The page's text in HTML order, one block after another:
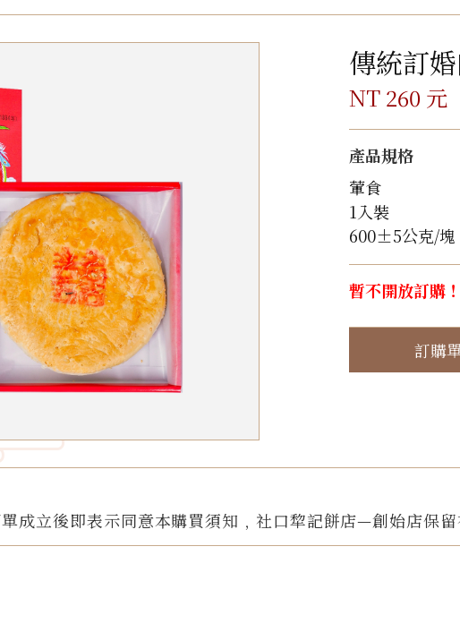
傳統訂
NT 260 元
產品規格
葷食
1入裝
600±5公克/塊
暫不開放訂購
訂購
成立後即表示同意本購買須知﹐社口犂記餅店—創始店保